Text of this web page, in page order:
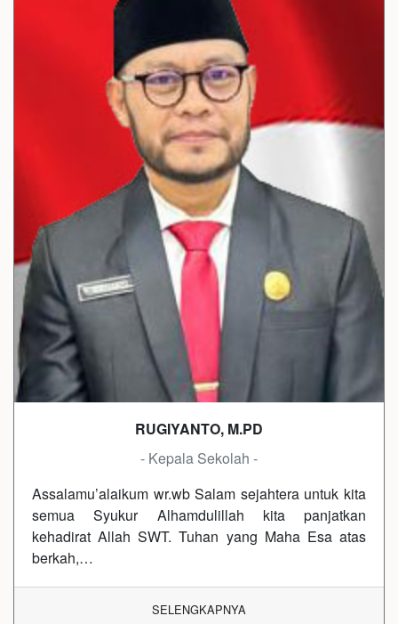
RUGIYANTO, M.PD
- Kepala Sekolah -
Assalamu’alaikum wr.wb Salam sejahtera untuk kita
semua Syukur Alhamdulillah kita panjatkan
kehadirat Allah SWT. Tuhan yang Maha Esa atas
berkah,…
SELENGKAPNYA